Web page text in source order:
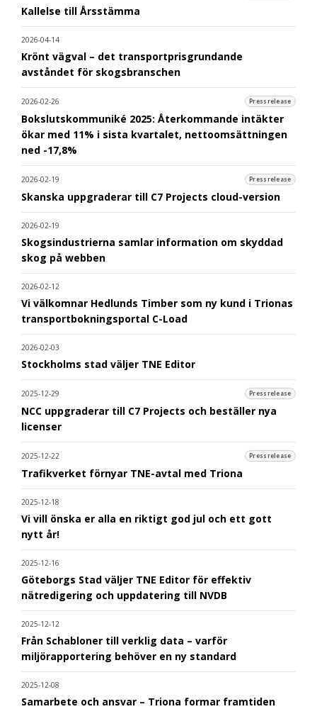
Kallelse till Årsstämma
2026-04-14
Krönt vägval – det transportprisgrundande
avståndet för skogsbranschen
2026-02-26 Pressrelease
Bokslutskommuniké 2025: Återkommande intäkter
ökar med 11% i sista kvartalet, nettoomsättningen
ned -17,8%
2026-02-19 Pressrelease
Skanska uppgraderar till C7 Projects cloud-version
2026-02-19
Skogsindustrierna samlar information om skyddad
skog på webben
2026-02-12
Vi välkomnar Hedlunds Timber som ny kund i Trionas
transportbokningsportal C-Load
2026-02-03
Stockholms stad väljer TNE Editor
2025-12-29 Pressrelease
NCC uppgraderar till C7 Projects och beställer nya
licenser
2025-12-22 Pressrelease
Trafikverket förnyar TNE-avtal med Triona
2025-12-18
Vi vill önska er alla en riktigt god jul och ett gott
nytt år!
2025-12-16
Göteborgs Stad väljer TNE Editor för effektiv
nätredigering och uppdatering till NVDB
2025-12-12
Från Schabloner till verklig data – varför
miljörapportering behöver en ny standard
2025-12-08
Samarbete och ansvar – Triona formar framtiden